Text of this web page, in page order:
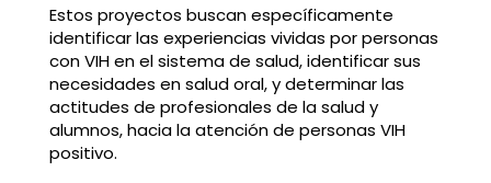
Estos proyectos buscan específicamente
identificar las experiencias vividas por personas
con VIH en el sistema de salud, identificar sus
necesidades en salud oral, y determinar las
actitudes de profesionales de la salud y
alumnos, hacia la atención de personas VIH
positivo.